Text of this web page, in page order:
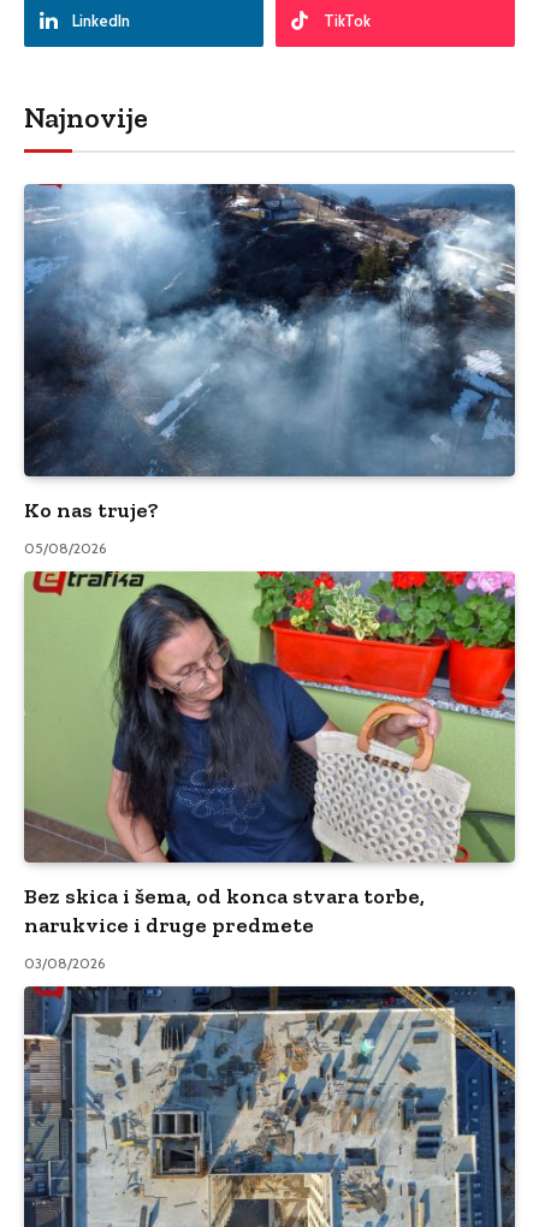
LinkedIn TikTok
Najnovije
Ko nas truje?
05/08/2026
Bez skica i šema, od konca stvara torbe,
narukvice i druge predmete
03/08/2026